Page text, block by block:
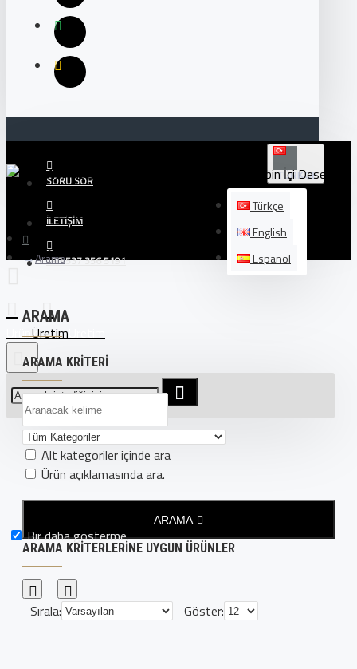
Bir daha gösterme.
SORU SOR
İLETIŞIM
+90 537 356 5191
TÜRKÇE
Türkçe
English
Español
Üretim
Arama
ARAMA
ARAMA KRITERI
Alt kategoriler içinde ara
Ürün açıklamasında ara.
ARAMA
ARAMA KRITERLERINE UYGUN ÜRÜNLER
Sırala: Göster: